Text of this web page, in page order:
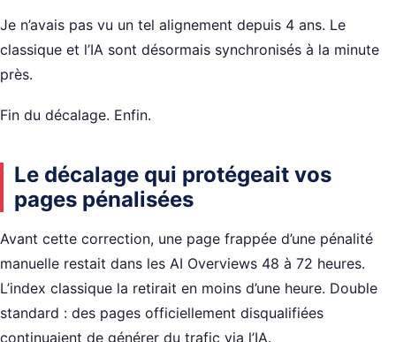
Je n’avais pas vu un tel alignement depuis 4 ans. Le
classique et l’IA sont désormais synchronisés à la minute
près.
Fin du décalage. Enfin.
Le décalage qui protégeait vos
pages pénalisées
Avant cette correction, une page frappée d’une pénalité
manuelle restait dans les AI Overviews 48 à 72 heures.
L’index classique la retirait en moins d’une heure. Double
standard : des pages officiellement disqualifiées
continuaient de générer du trafic via l’IA.